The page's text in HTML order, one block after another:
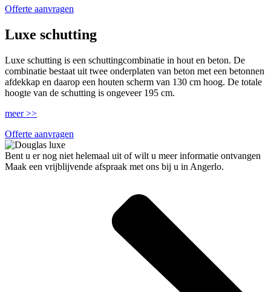
Offerte aanvragen
Luxe schutting
Luxe schutting is een schuttingcombinatie in hout en beton. De
combinatie bestaat uit twee onderplaten van beton met een betonnen
afdekkap en daarop een houten scherm van 130 cm hoog. De totale
hoogte van de schutting is ongeveer 195 cm.
meer >>
Offerte aanvragen
Bent u er nog niet helemaal uit of wilt u meer informatie ontvangen
Maak een vrijblijvende afspraak met ons bij u in Angerlo.